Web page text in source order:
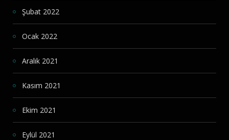
Şubat 2022
Ocak 2022
Aralık 2021
Kasım 2021
Ekim 2021
Eylül 2021